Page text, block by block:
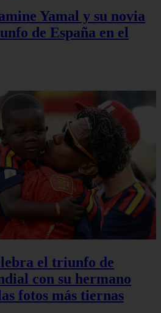
Yamal y su novia
de España en el
el triunfo de
con su hermano
fotos más tiernas